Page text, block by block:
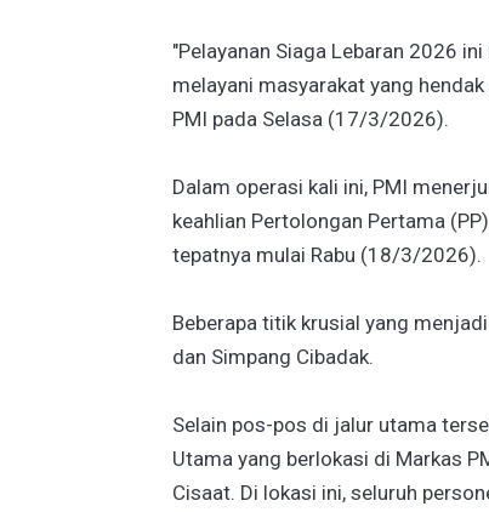
"Pelayanan Siaga Lebaran 2026
melayani masyarakat yang
PMI pada Selasa (17/3/2026).
Dalam operasi kali ini, PMI
keahlian Pertolongan Pertama
tepatnya mulai Rabu (18/3/2026).
Beberapa titik krusial yang
dan Simpang Cibadak.
Selain pos-pos di jalur utama
Utama yang berlokasi di Markas
Cisaat. Di lokasi ini, seluruh